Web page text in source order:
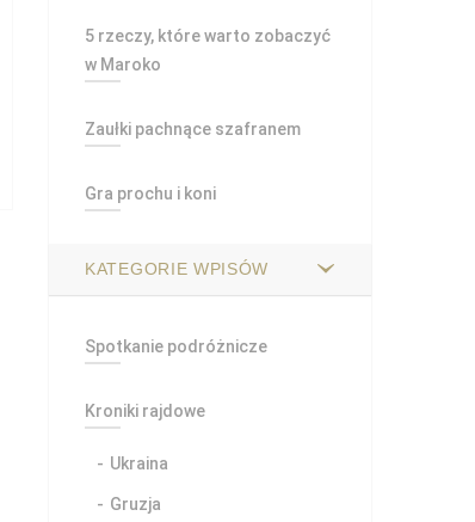
5 rzeczy, które warto zobaczyć
w Maroko
Zaułki pachnące szafranem
Gra prochu i koni
KATEGORIE WPISÓW
Spotkanie podróżnicze
Kroniki rajdowe
Ukraina
Gruzja